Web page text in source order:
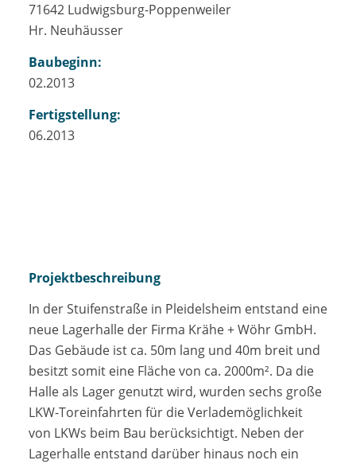
71642 Ludwigsburg-Poppenweiler
Hr. Neuhäusser
Baubeginn:
02.2013
Fertigstellung:
06.2013
Projektbeschreibung
In der Stuifenstraße in Pleidelsheim entstand eine
neue Lagerhalle der Firma Krähe + Wöhr GmbH.
Das Gebäude ist ca. 50m lang und 40m breit und
besitzt somit eine Fläche von ca. 2000m². Da die
Halle als Lager genutzt wird, wurden sechs große
LKW-Toreinfahrten für die Verlademöglichkeit
von LKWs beim Bau berücksichtigt. Neben der
Lagerhalle entstand darüber hinaus noch ein